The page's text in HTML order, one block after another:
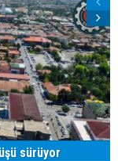
sürüyor